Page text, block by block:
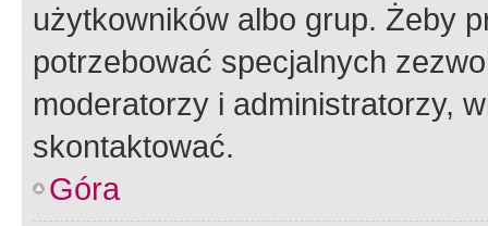
użytkowników albo grup. Żeby
potrzebować specjalnych
moderatorzy i administratorzy,
skontaktować.
Góra